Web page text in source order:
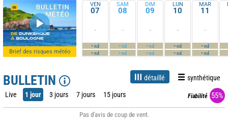
Brief des risques météo
VEN
07
-
-nd
-nd
SAM
08
-
-nd
-nd
DIM
09
-
-nd
-nd
LUN
10
-
-nd
-nd
MAR
11
-
-nd
-nd
BULLETIN détaillé synthétique
Live 1 jour 3 jours 7 jours 15 jours Fiabilité 55%
Pas d'avis de coup de vent.